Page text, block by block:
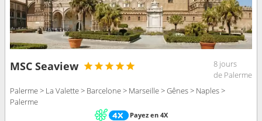
MSC Seaview
8 jours
de Palerme
Palerme > La Valette > Barcelone > Marseille > Gênes > Naples >
Palerme
Payez en 4X